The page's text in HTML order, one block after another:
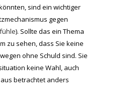
sind ein wichtiger
gegen
). Sollte das ein Thema
zu sehen, dass Sie keine
ohne Schuld sind. Sie
keine Wahl, auch
betrachtet anders